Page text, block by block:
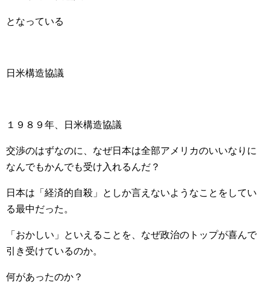
となっている
日米構造協議
１９８９年、日米構造協議
交渉のはずなのに、なぜ日本は全部アメリカのいいなりに
なんでもかんでも受け入れるんだ？
日本は「経済的自殺」としか言えないようなことをしてい
る最中だった。
「おかしい」といえることを、なぜ政治のトップが喜んで
引き受けているのか。
何があったのか？